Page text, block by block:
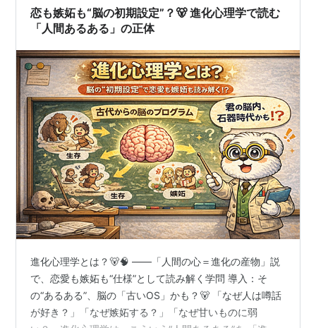
は、ひとつの動機だけで動いているわけではありませ
ん。 安心したい気持ち認められたい気持…
恋も嫉妬も“脳の初期設定”？🐻 進化心理学で読む
「人間あるある」の正体
進化心理学とは？🐻🧠 ――「人間の心＝進化の産物」説
で、恋愛も嫉妬も“仕様”として読み解く学問 導入：そ
の“あるある”、脳の「古いOS」かも？🐻 「なぜ人は噂話
が好き？」「なぜ嫉妬する？」「なぜ甘いものに弱